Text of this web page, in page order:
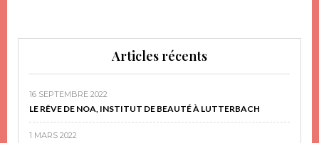
Articles récents
16 SEPTEMBRE 2022
LE RÊVE DE NOA, INSTITUT DE BEAUTÉ À LUTTERBACH
1 MARS 2022